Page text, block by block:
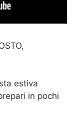
estiva
in pochi